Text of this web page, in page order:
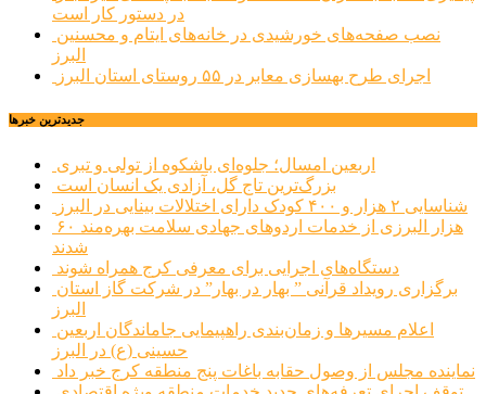
در دستور کار است
البرز
اجرای طرح بهسازی معابر در ۵۵ روستای استان البرز
جديدترين خبرها
اربعین امسال؛ جلوه‌ای باشکوه از تولی و تبری
بزرگ‌ترین تاج گل، آزادی یک انسان است
شناسایی ۲ هزار و ۴۰۰ کودک دارای اختلالات بینایی در البرز
۶۰ هزار البرزی از خدمات اردوهای جهادی سلامت بهره‌مند
شدند
دستگاه‌های اجرایی برای معرفی کرج همراه شوند
البرز
حسینی (ع) در البرز
نماینده مجلس از وصول حقابه باغات پنج منطقه کرج خبر داد